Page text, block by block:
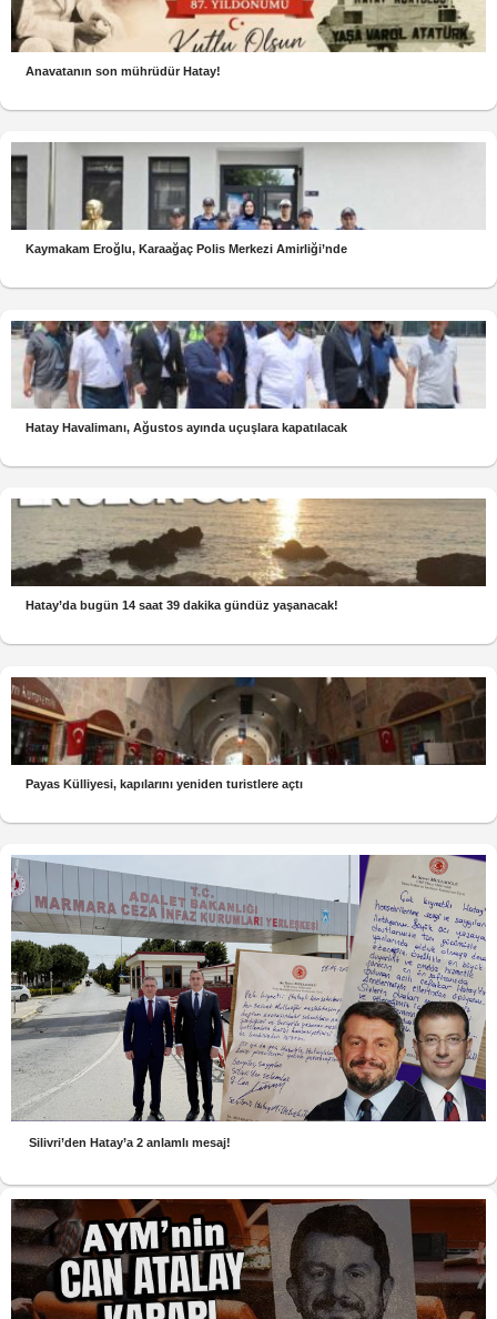
Anavatanın son mührüdür Hatay!
Kaymakam Eroğlu, Karaağaç Polis Merkezi Amirliği’nde
Hatay Havalimanı, Ağustos ayında uçuşlara kapatılacak
Hatay’da bugün 14 saat 39 dakika gündüz yaşanacak!
Payas Külliyesi, kapılarını yeniden turistlere açtı
Silivri’den Hatay’a 2 anlamlı mesaj!